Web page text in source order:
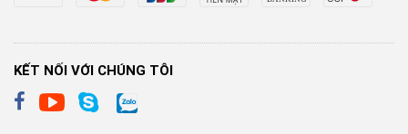
KẾT NỐI VỚI CHÚNG TÔI